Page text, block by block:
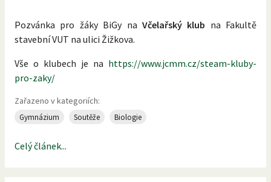
Pozvánka pro žáky BiGy na Včelařský klub na Fakultě
stavební VUT na ulici Žižkova.
Vše o klubech je na https://www.jcmm.cz/steam-kluby-
pro-zaky/
Zařazeno v kategoriích:
Gymnázium Soutěže Biologie
Celý článek...